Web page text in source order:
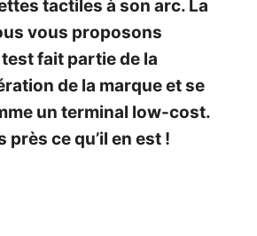
tactiles à son arc. La
vous proposons
fait partie de la
de la marque et se
un terminal low-cost.
près ce qu’il en est !